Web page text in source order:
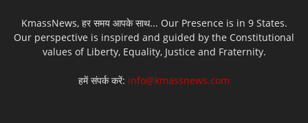
KmassNews, हर समय आपके साथ... Our Presence is in 9 States.
Our perspective is inspired and guided by the Constitutional
values of Liberty, Equality, Justice and Fraternity.
हमें संपर्क करें: info@kmassnews.com